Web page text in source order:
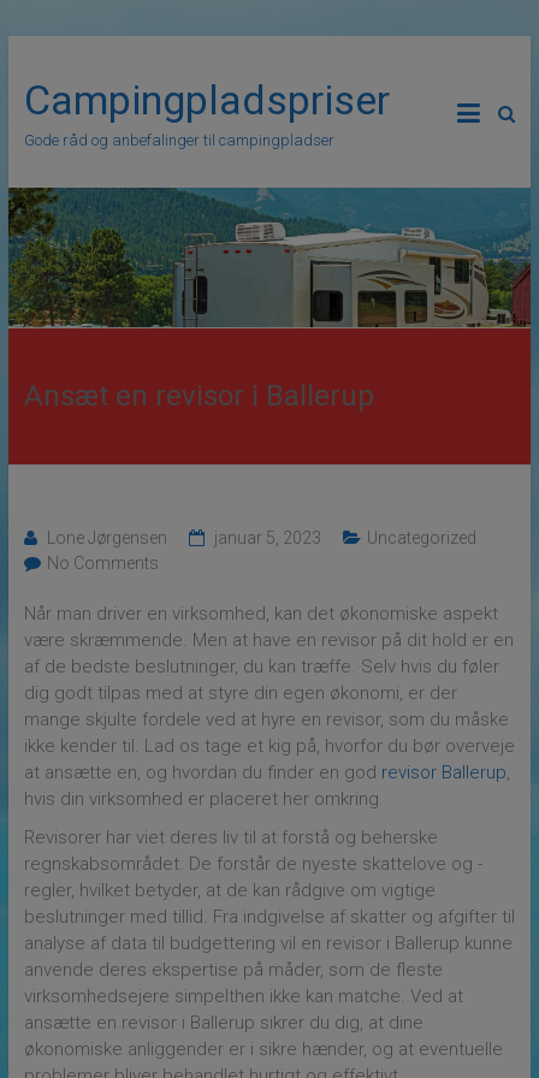
Campingpladspriser
Gode råd og anbefalinger til campingpladser
Ansæt en revisor i Ballerup
Lone Jørgensen januar 5, 2023
Uncategorized
No Comments
Når man driver en virksomhed, kan det økonomiske aspekt
være skræmmende. Men at have en revisor på dit hold er en
af de bedste beslutninger, du kan træffe. Selv hvis du føler
dig godt tilpas med at styre din egen økonomi, er der
mange skjulte fordele ved at hyre en revisor, som du måske
ikke kender til. Lad os tage et kig på, hvorfor du bør overveje
at ansætte en, og hvordan du finder en god revisor Ballerup
hvis din virksomhed er placeret her omkring.
Revisorer har viet deres liv til at forstå og beherske
regnskabsområdet. De forstår de nyeste skattelove og -
regler, hvilket betyder, at de kan rådgive om vigtige
beslutninger med tillid. Fra indgivelse af skatter og afgifter til
analyse af data til budgettering vil en revisor i Ballerup kunne
anvende deres ekspertise på måder, som de fleste
virksomhedsejere simpelthen ikke kan matche. Ved at
ansætte en revisor i Ballerup sikrer du dig, at dine
økonomiske anliggender er i sikre hænder, og at eventuelle